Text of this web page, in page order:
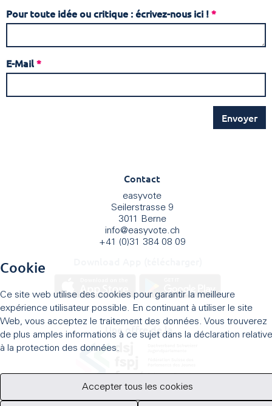
Pour toute idée ou critique : écrivez-nous ici !*
E-Mail*
Envoyer
Contact
easyvote
Seilerstrasse 9
3011 Berne
info@easyvote.ch
+41 (0)31 384 08 09
Une offre de la
Cookie
Ce site web utilise des cookies pour garantir la meilleure
expérience utilisateur possible. En continuant à utiliser le site
Web, vous acceptez le traitement des données. Vous trouverez
de plus amples informations à ce sujet dans la déclaration relative
à la protection des données.
Accepter tous les cookies